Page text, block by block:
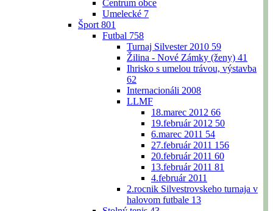
Centrum obce
Umelecké 7
Šport 801
Futbal 758
Turnaj Silvester 2010 59
Žilina - Nové Zámky (ženy) 41
Ihrisko s umelou trávou, výstavba
62
Internacionáli 2008
LLMF
18.marec 2012 66
19.február 2012 50
6.marec 2011 54
27.február 2011 156
20.február 2011 60
13.február 2011 81
4.február 2011
2.rocnik Silvestrovskeho turnaja v
halovom futbale 13